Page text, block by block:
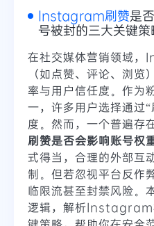
Instagram刷赞是
号被封的三大关键策
在社交媒体营销领域
（如点赞、评论、浏览
率与用户信任度。作为
一，许多用户选择通过
度。然而，一个普遍存
刷赞是否会影响账号权
式得当，合理的外部互
制。但若忽视平台反作
临限流甚至封禁风险。
逻辑，解析Instagram